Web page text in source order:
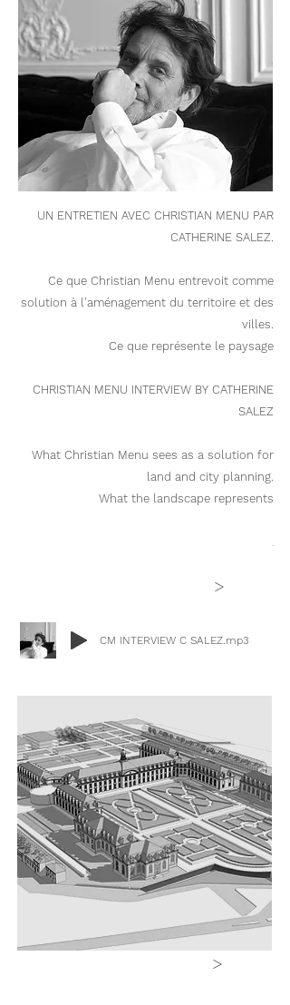
UN ENTRETIEN AVEC CHRISTIAN MENU PAR
CATHERINE SALEZ.
Ce que Christian Menu entrevoit comme
solution à l'aménagement du territoire et des
villes.
Ce que représente le paysage
CHRISTIAN MENU INTERVIEW BY CATHERINE
SALEZ
What Christian Menu sees as a solution for
land and city planning.
What the landscape represents
.
>
CM INTERVIEW C SALEZ.mp3
>